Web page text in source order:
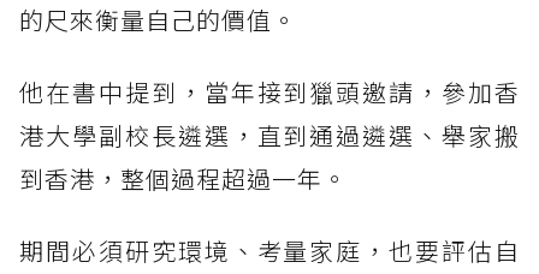
的尺來衡量自己的價值。
他在書中提到，當年接到獵頭邀請，參加香
港大學副校長遴選，直到通過遴選、舉家搬
到香港，整個過程超過一年。
期間必須研究環境、考量家庭，也要評估自